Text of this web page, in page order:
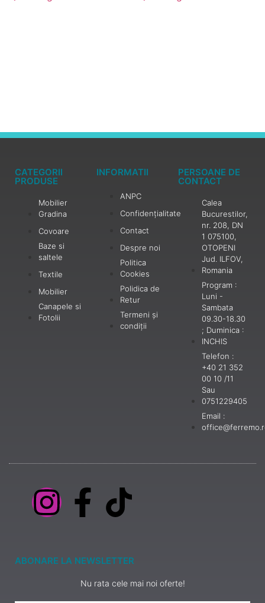
CATEGORII
PRODUSE
Mobilier
Gradina
Covoare
Baze si
saltele
Textile
Mobilier
Canapele si
Fotolii
INFORMATII
ANPC
Confidențialitate
Contact
Despre noi
Politica
Cookies
Polidica de
Retur
Termeni și
condiții
PERSOANE DE
CONTACT
Calea
Bucurestilor,
nr. 208, DN
1 075100,
OTOPENI
Jud. ILFOV,
Romania
Program :
Luni -
Sambata
09.30-18.30
; Duminica :
INCHIS
Telefon :
+40 21 352
00 10 /11
Sau
0751229405
Email :
ABONARE LA NEWSLETTER
Nu rata cele mai noi oferte!